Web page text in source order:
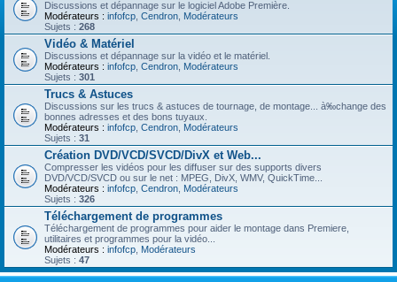
Discussions et dépannage sur le logiciel Adobe Première.
Modérateurs : infofcp Cendron Modérateurs
Sujets : 268
Vidéo & Matériel
Discussions et dépannage sur la vidéo et le matériel.
Modérateurs : infofcp Cendron Modérateurs
Sujets : 301
Trucs & Astuces
Discussions sur les trucs & astuces de tournage, de montage... à‰change des
bonnes adresses et des bons tuyaux.
Modérateurs : infofcp Cendron Modérateurs
Sujets : 31
Création DVD/VCD/SVCD/DivX et Web...
Compresser les vidéos pour les diffuser sur des supports divers
DVD/VCD/SVCD ou sur le net : MPEG, DivX, WMV, QuickTime...
Modérateurs : infofcp Cendron Modérateurs
Sujets : 326
Téléchargement de programmes
Téléchargement de programmes pour aider le montage dans Premiere,
utilitaires et programmes pour la vidéo...
Modérateurs : infofcp Modérateurs
Sujets : 47